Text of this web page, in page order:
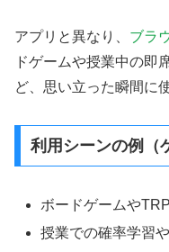
アプリと異なり、 ブラ
ドゲームや授業中の即
ど、思い立った瞬間に
利用シーンの例（
ボードゲームや
授業での確率学習